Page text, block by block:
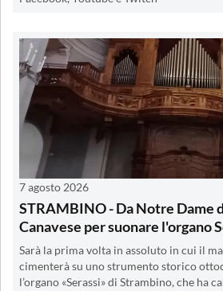
7 agosto 2026
STRAMBINO - Da Notre Dame
Canavese per suonare l'organo
Sarà la prima volta in assoluto in cui il
cimenterà su uno strumento storico
l’organo «Serassi» di Strambino, che ha